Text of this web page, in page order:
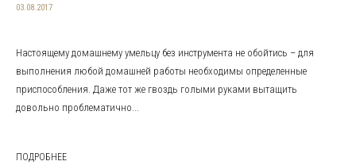
03.08.2017
Настоящему домашнему умельцу без инструмента не обойтись – для
выполнения любой домашней работы необходимы определенные
приспособления. Даже тот же гвоздь голыми руками вытащить
довольно проблематично...
ПОДРОБНЕЕ